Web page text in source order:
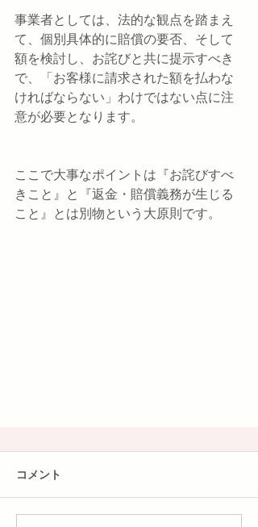
事業者としては、法的な観点を踏まえ
て、個別具体的に賠償の要否、そして
額を検討し、お詫びと共に提示すべき
で、「お客様に請求された額を払わな
ければならない」わけではない点に注
意が必要となります。
ここで大事なポイントは『お詫びすべ
きこと』と『返金・賠償義務が生じる
こと』とは別物という大原則です。
コメント